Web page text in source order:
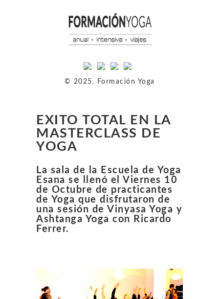
© 2025. Formación Yoga
EXITO TOTAL EN LA
MASTERCLASS DE
YOGA
La sala de la Escuela de Yoga
Esana se llenó el Viernes 10
de Octubre de practicantes
de Yoga que disfrutaron de
una sesión de Vinyasa Yoga y
Ashtanga Yoga con Ricardo
Ferrer.